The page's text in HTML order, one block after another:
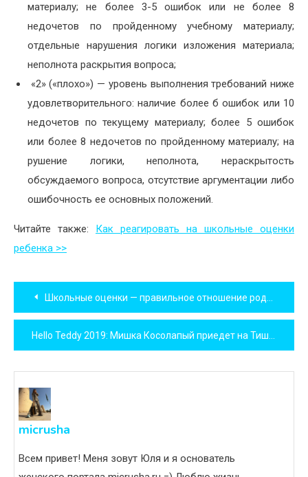
материалу; не более 3-5 ошибок или не более 8
недочетов по пройденному учебному материалу;
отдельные нарушения логики изложения материала;
неполнота раскрытия вопроса;
«2» («плохо») — уровень выполнения требований ниже
удовлетворительного: наличие более б ошибок или 10
недочетов по текущему материалу; более 5 ошибок
или более 8 недочетов по пройденному материалу; на
рушение логики, неполнота, нераскрытость
обсуждаемого вопроса, отсутствие аргументации либо
ошибочность ее основных положений.
Читайте также:
Как реагировать на школьные оценки
ребенка >>
Навигация
по
записям
Школьные оценки — правильное отношение родителей!
Hello Teddy 2019: Мишка Косолапый приедет на Тишинку
micrusha
Всем привет! Меня зовут Юля и я основатель